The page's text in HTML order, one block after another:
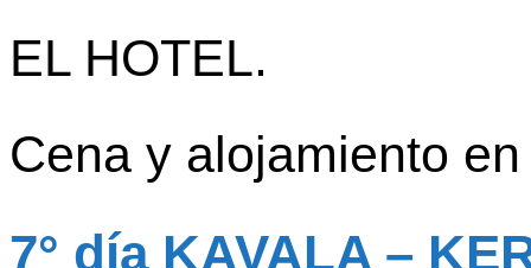
EL HOTEL.
Cena y alojamiento
7° día KAVALA –